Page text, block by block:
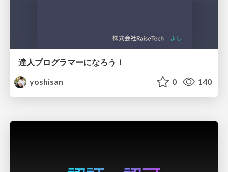
達人プログラマーになろう！
yoshisan
0 140